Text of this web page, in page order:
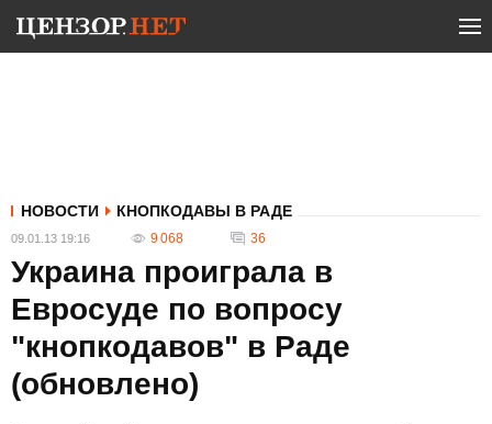
НОВОСТИ КНОПКОДАВЫ В РАДЕ
09.01.13 19:16 9 068 36
Украина проиграла в
Евросуде по вопросу
"кнопкодавов" в Раде
(обновлено)